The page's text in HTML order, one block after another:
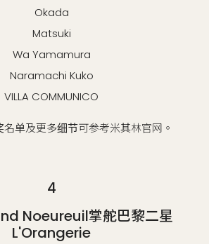
Okada
Matsuki
Wa Yamamura
Naramachi Kuko
VILLA COMMUNICO
单及更多细节可参考米其林官网。
4
Noeureuil掌舵巴黎二星
L'Orangerie